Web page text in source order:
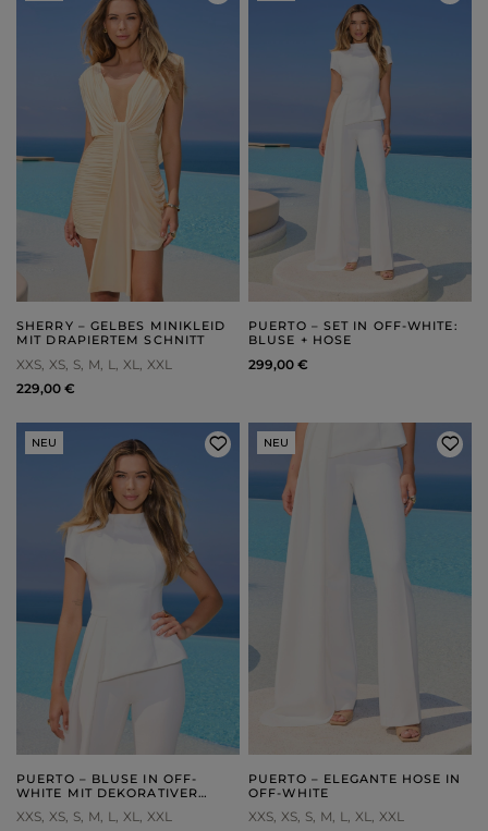
SHERRY – GELBES MINIKLEID
MIT DRAPIERTEM SCHNITT
XXS XS S M L XL
XXL
229,00 €
PUERTO – SET IN OFF-WHITE:
BLUSE + HOSE
299,00 €
NEU
PUERTO – BLUSE IN OFF-
WHITE MIT DEKORATIVER
XXS XS S M L XL XXL
NEU
PUERTO – ELEGANTE HOSE IN
OFF-WHITE
XXS XS S M L XL XXL